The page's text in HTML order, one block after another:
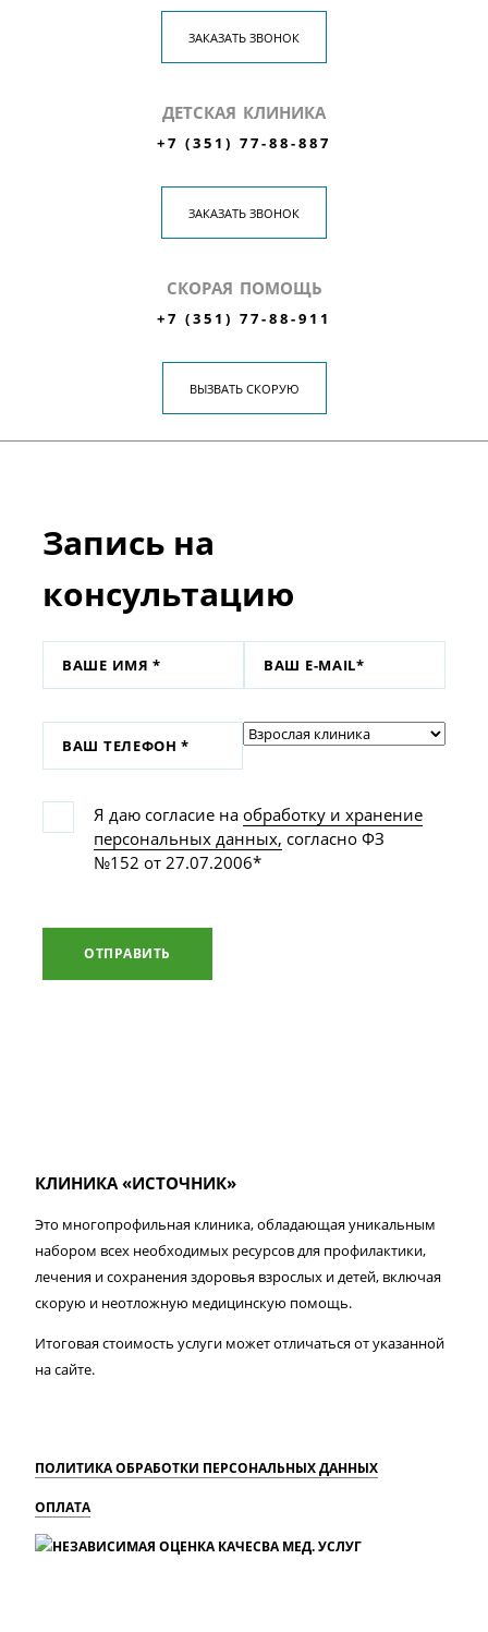
ЗАКАЗАТЬ ЗВОНОК
ДЕТСКАЯ КЛИНИКА
+7 (351) 77-88-887
ЗАКАЗАТЬ ЗВОНОК
СКОРАЯ ПОМОЩЬ
+7 (351) 77-88-911
ВЫЗВАТЬ СКОРУЮ
Запись на
консультацию
Я даю согласие на обработку и хранение
персональных данных, согласно ФЗ
№152 от 27.07.2006*
ОТПРАВИТЬ
КЛИНИКА «ИСТОЧНИК»
Это многопрофильная клиника, обладающая уникальным
набором всех необходимых ресурсов для профилактики,
лечения и сохранения здоровья взрослых и детей, включая
скорую и неотложную медицинскую помощь.
Итоговая стоимость услуги может отличаться от указанной
на сайте.
ПОЛИТИКА ОБРАБОТКИ ПЕРСОНАЛЬНЫХ ДАННЫХ
ОПЛАТА